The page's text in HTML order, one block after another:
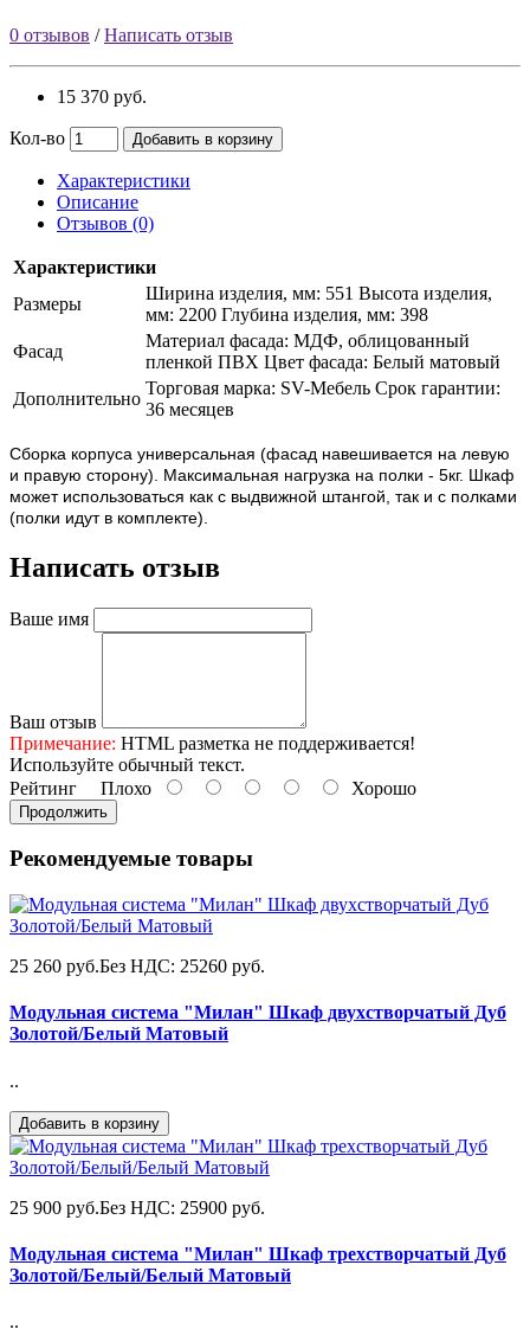
0 отзывов /Написать отзыв
15 370 руб.
Кол-во Добавить в корзину
Характеристики
Описание
Отзывов (0)
Характеристики
Размеры
Ширина изделия, мм: 551 Высота изделия,
мм: 2200 Глубина изделия, мм: 398
Фасад
Материал фасада: МДФ, облицованный
пленкой ПВХ Цвет фасада: Белый матовый
Дополнительно
Торговая марка: SV-Мебель Срок гарантии:
36 месяцев
Сборка корпуса универсальная (фасад навешивается на левую
и правую сторону). Максимальная нагрузка на полки - 5кг. Шкаф
может использоваться как с выдвижной штангой, так и с полками
(полки идут в комплекте).
Написать отзыв
Ваше имя
Ваш отзыв
Примечание: HTML разметка не поддерживается!
Используйте обычный текст.
Рейтинг Плохо Хорошо
Продолжить
Рекомендуемые товары
25 260 руб.Без НДС: 25260 руб.
Модульная система "Милан" Шкаф двухстворчатый Дуб
Золотой/Белый Матовый
..
Добавить в корзину
25 900 руб.Без НДС: 25900 руб.
Модульная система "Милан" Шкаф трехстворчатый Дуб
Золотой/Белый/Белый Матовый
..